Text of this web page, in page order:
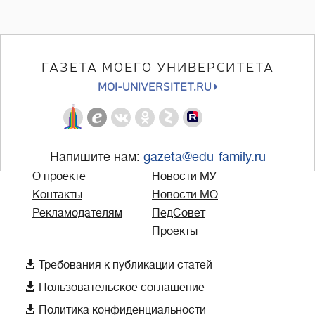
ГАЗЕТА МОЕГО УНИВЕРСИТЕТА
MOI-UNIVERSITET.RU
Напишите нам: gazeta@edu-family.ru
О проекте
Контакты
Рекламодателям
Новости МУ
Новости МО
ПедСовет
Проекты
 Требования к публикации статей
 Пользовательское соглашение
 Политика конфиденциальности